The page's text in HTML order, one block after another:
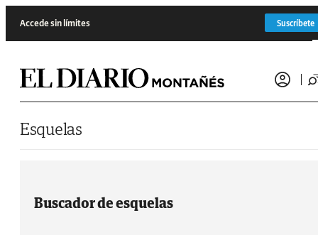
Accede sin límites Suscríbete
Esquelas
Buscador de esquelas